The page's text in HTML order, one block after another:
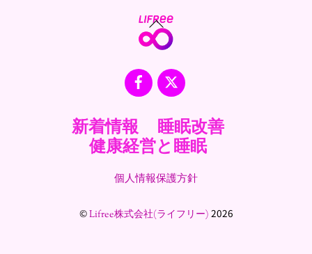
Back
To
Facebook
X
新着情報
睡眠改善
健康経営と睡眠
個人情報保護方針
©Lifree株式会社(ライフリー) 2026